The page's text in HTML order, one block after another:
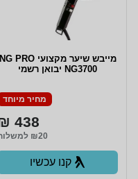
מייבש שיער מקצועי NG PRO
NG3700 יבואן רשמי
מחיר מיוחד
438 ₪
₪20 למשלוח
קנו עכשיו